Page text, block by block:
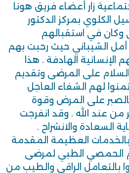
زار أعضاء فريق هونا
الكلوي بمركز الدكتور
في استقبالهم
أمل الشيباني حيث رحبت بهم
الإنسانية الهادفة . هذا
على المرضى وتقديم
لهم الشفاء العاجل
على المرض وقوة
من عند الله . وقد انفرجت
السعادة والانشراح .
العظيمة المقدمة
الحمصي الطبي لمرضى
بالتعامل الراقي والطيب من